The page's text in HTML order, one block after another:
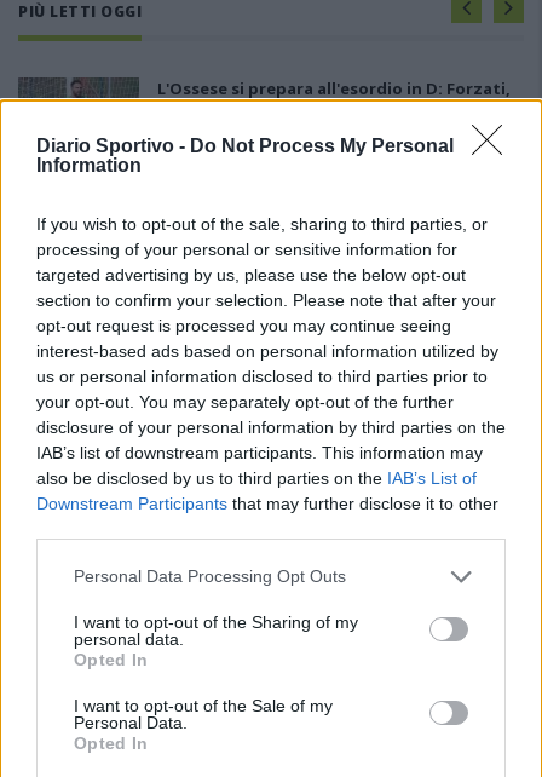
Diario Sportivo - Do Not Process My Personal
Information
If you wish to opt-out of the sale, sharing to third parties, or
processing of your personal or sensitive information for
targeted advertising by us, please use the below opt-out
section to confirm your selection. Please note that after your
opt-out request is processed you may continue seeing
interest-based ads based on personal information utilized by
us or personal information disclosed to third parties prior to
your opt-out. You may separately opt-out of the further
disclosure of your personal information by third parties on the
IAB’s list of downstream participants. This information may
also be disclosed by us to third parties on the IAB’s List of
Downstream Participants that may further disclose it to other
Personal Data Processing Opt Outs
I want to opt-out of the Sharing of my
personal data.
Opted In
I want to opt-out of the Sale of my
Personal Data.
Opted In
PIÙ LETTI OGGI
L'Ossese si prepara all'esordio in D: Forzati,
7 Ago 2026
Manuel Rinino e Samuele Vacca
6 Ago 2026
Le 5 sarde ancora nel girone G con 8 squadre
laziali, 4 campane e la novità dei molisani del
Venafro
6 Ago 2026
Coppa Italia: Aranova-Ossese il 23, i derby
Budoni-Latte Dolce e COS-Monastir il 30
6 Ago 2026
Monte Alma riparte da Ivano Falchi